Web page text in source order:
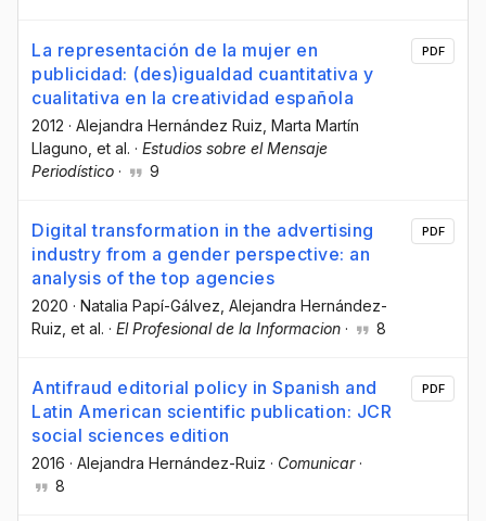
La representación de la mujer en
publicidad: (des)igualdad cuantitativa y
cualitativa en la creatividad española
2012 · Alejandra Hernández Ruiz , Marta Martín
Llaguno , et al. · Estudios sobre el Mensaje
Periodístico · 9
PDF
Digital transformation in the advertising
industry from a gender perspective: an
analysis of the top agencies
2020 · Natalia Papí-Gálvez , Alejandra Hernández-
Ruiz , et al. · El Profesional de la Informacion · 8
PDF
Antifraud editorial policy in Spanish and
Latin American scientific publication: JCR
social sciences edition
2016 · Alejandra Hernández-Ruiz · Comunicar·
8
PDF